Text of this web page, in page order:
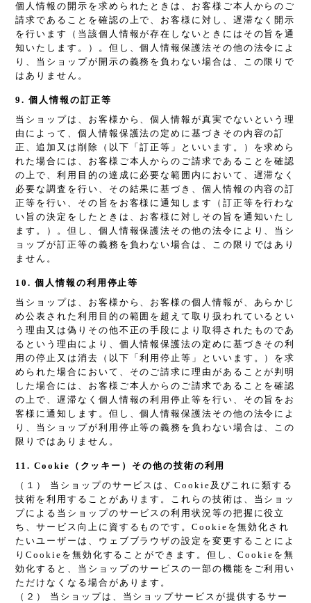
個人情報の開示を求められたときは、お客様ご本人からのご
請求であることを確認の上で、お客様に対し、遅滞なく開示
を行います（当該個人情報が存在しないときにはその旨を通
知いたします。）。但し、個人情報保護法その他の法令によ
り、当ショップが開示の義務を負わない場合は、この限りで
はありません。
9. 個人情報の訂正等
当ショップは、お客様から、個人情報が真実でないという理
由によって、個人情報保護法の定めに基づきその内容の訂
正、追加又は削除（以下「訂正等」といいます。）を求めら
れた場合には、お客様ご本人からのご請求であることを確認
の上で、利用目的の達成に必要な範囲内において、遅滞なく
必要な調査を行い、その結果に基づき、個人情報の内容の訂
正等を行い、その旨をお客様に通知します（訂正等を行わな
い旨の決定をしたときは、お客様に対しその旨を通知いたし
ます。）。但し、個人情報保護法その他の法令により、当シ
ョップが訂正等の義務を負わない場合は、この限りではあり
ません。
10. 個人情報の利用停止等
当ショップは、お客様から、お客様の個人情報が、あらかじ
め公表された利用目的の範囲を超えて取り扱われているとい
う理由又は偽りその他不正の手段により取得されたものであ
るという理由により、個人情報保護法の定めに基づきその利
用の停止又は消去（以下「利用停止等」といいます。）を求
められた場合において、そのご請求に理由があることが判明
した場合には、お客様ご本人からのご請求であることを確認
の上で、遅滞なく個人情報の利用停止等を行い、その旨をお
客様に通知します。但し、個人情報保護法その他の法令によ
り、当ショップが利用停止等の義務を負わない場合は、この
限りではありません。
11. Cookie（クッキー）その他の技術の利用
（１） 当ショップのサービスは、Cookie及びこれに類する
技術を利用することがあります。これらの技術は、当ショッ
プによる当ショップのサービスの利用状況等の把握に役立
ち、サービス向上に資するものです。Cookieを無効化され
たいユーザーは、ウェブブラウザの設定を変更することによ
りCookieを無効化することができます。但し、Cookieを無
効化すると、当ショップのサービスの一部の機能をご利用い
ただけなくなる場合があります。
（２） 当ショップは、当ショップサービスが提供するサー